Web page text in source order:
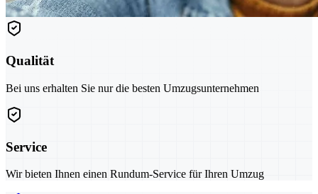
Qualität
Bei uns erhalten Sie nur die besten Umzugsunternehmen
Service
Wir bieten Ihnen einen Rundum-Service für Ihren Umzug